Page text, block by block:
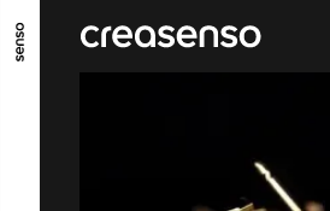
ALLER AU CONTENU PRINCIPAL